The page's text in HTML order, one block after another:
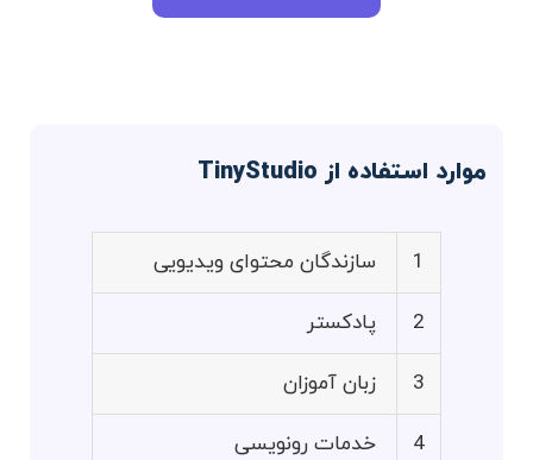
موارد استفاده از TinyStudio
1 سازندگان محتوای ویدیویی
2 پادکستر
3 زبان آموزان
4 خدمات رونویسی